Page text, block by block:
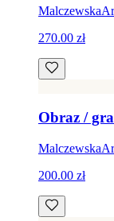
270.00 zł
Obraz /
200.00 zł